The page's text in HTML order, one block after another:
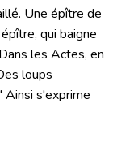
Une épître de
qui baigne
les Actes, en
loups
Ainsi s'exprime